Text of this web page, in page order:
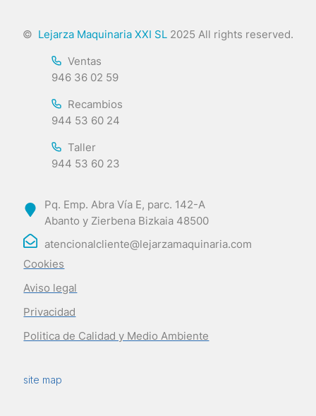
© Lejarza Maquinaria XXI SL 2025 All rights reserved.
Ventas
946 36 02 59
Recambios
944 53 60 24
Taller
944 53 60 23
Pq. Emp. Abra Vía E, parc. 142-A
Abanto y Zierbena Bizkaia 48500
atencionalcliente@lejarzamaquinaria.com
Cookies
Aviso legal
Privacidad
Politica de Calidad y Medio Ambiente
site map